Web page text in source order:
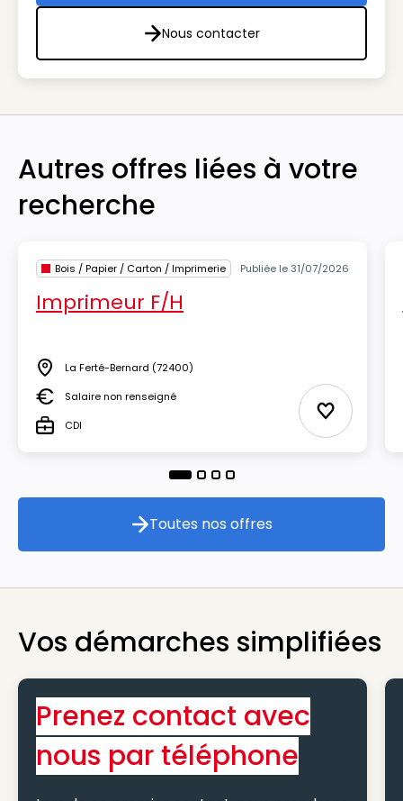
Nous contacter
Nous contacter
Autres offres liées à votre
recherche
Bois / Papier / Carton / Imprimerie Publiée le 31/07/2026
Imprimeur F/H
Lieu La Ferté-Bernard (72400)
SalaireSalaire non renseigné
TypeCDI Ajouter
Toutes nos offres
Toutes nos offres
Vos démarches simplifiées
Prenez contact avec
nous par téléphone